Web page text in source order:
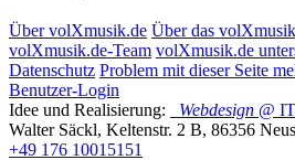
Über volXmusik.de Über das
volXmusik.de-Team volXmusik.de
Datenschutz Problem mit dieser Seite
Benutzer-Login
Idee und Realisierung:
Webdesign @
Walter Säckl, Keltenstr. 2 B, 86356
+49 176 10015151